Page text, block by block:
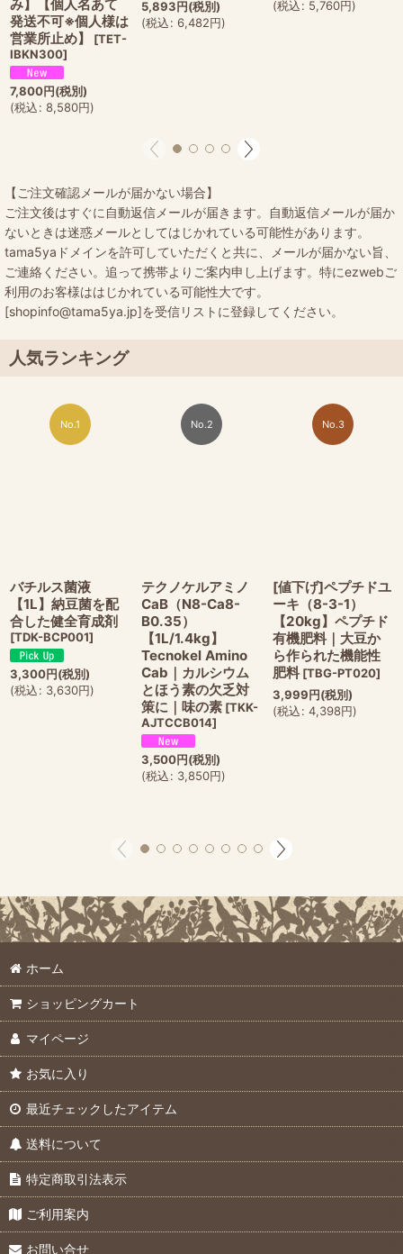
み】【個人名あて
発送不可※個人様は
営業所止め】
[TET-
IBKN300]
7,800円(税別)
(税込: 8,580円)
5,893円(税別)
(税込: 6,482円)
(税込: 5,760円)
【ご注文確認メールが届かない場合】
ご注文後はすぐに自動返信メールが届きます。自動返信メールが届か
ないときは迷惑メールとしてはじかれている可能性があります。
tama5yaドメインを許可していただくと共に、メールが届かない旨、
ご連絡ください。追って携帯よりご案内申し上げます。特にezwebご
利用のお客様ははじかれている可能性大です。
[shopinfo@tama5ya.jp]を受信リストに登録してください。
人気ランキング
No.1
バチルス菌液
【1L】納豆菌を配
合した健全育成剤
[TDK-BCP001]
3,300円(税別)
(税込: 3,630円)
No.2
テクノケルアミノ
CaB（N8-Ca8-
B0.35）
【1L/1.4kg】
Tecnokel Amino
Cab｜カルシウム
とほう素の欠乏対
策に｜味の素 [TKK-
AJTCCB014]
3,500円(税別)
(税込: 3,850円)
No.3
[値下げ]ペプチドユ
ーキ（8-3-1）
【20kg】ペプチド
有機肥料｜大豆か
ら作られた機能性
肥料 [TBG-PT020]
3,999円(税別)
(税込: 4,398円)
ホーム
ショッピングカート
マイページ
お気に入り
最近チェックしたアイテム
送料について
特定商取引法表示
ご利用案内
お問い合せ